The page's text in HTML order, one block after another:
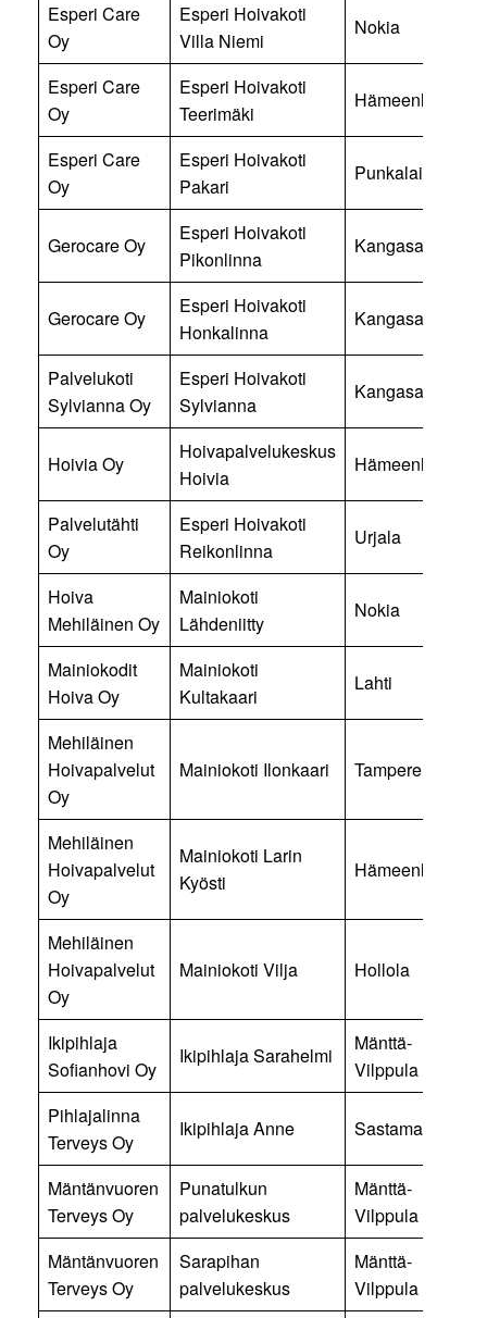
Esperi Care
Oy
Esperi Hoivakoti
Villa Niemi
Nokia
Esperi Care
Oy
Esperi Hoivakoti
Teerimäki
Hämeenlinna
Esperi Care
Oy
Esperi Hoivakoti
Pakari
Punkalaidun
Gerocare Oy
Esperi Hoivakoti
Pikonlinna
Kangasala
Gerocare Oy
Esperi Hoivakoti
Honkalinna
Kangasala
Palvelukoti
Sylvianna Oy
Esperi Hoivakoti
Sylvianna
Kangasala
Hoivia Oy
Hoivapalvelukeskus
Hoivia
Hämeenlinna
Palvelutähti
Oy
Esperi Hoivakoti
Reikonlinna
Urjala
Hoiva
Mehiläinen Oy
Mainiokoti
Lähdeniitty
Nokia
Mainiokodit
Hoiva Oy
Mainiokoti
Kultakaari
Lahti
Mehiläinen
Hoivapalvelut
Oy
Mainiokoti Ilonkaari Tampere
Mehiläinen
Hoivapalvelut
Oy
Mainiokoti Larin
Kyösti
Hämeenlinna
Mehiläinen
Hoivapalvelut
Oy
Mainiokoti Vilja Hollola
Ikipihlaja
Sofianhovi Oy
Ikipihlaja Sarahelmi
Mänttä-
Vilppula
Pihlajalinna
Terveys Oy
Ikipihlaja Anne Sastamala
Mäntänvuoren
Terveys Oy
Punatulkun
palvelukeskus
Mänttä-
Vilppula
Mäntänvuoren
Terveys Oy
Sarapihan
palvelukeskus
Mänttä-
Vilppula